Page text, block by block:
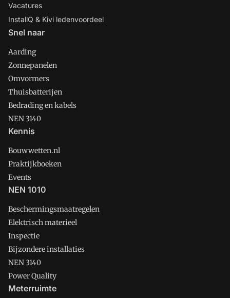
Vacatures
InstallQ & Kivi ledenvoordeel
Snel naar
Aarding
Zonnepanelen
Omvormers
Thuisbatterijen
Bedrading en kabels
NEN 3140
Kennis
Bouwwetten.nl
Praktijkboeken
Events
NEN 1010
Beschermingsmaatregelen
Elektrisch materieel
Inspectie
Bijzondere installaties
NEN 3140
Power Quality
Meterruimte